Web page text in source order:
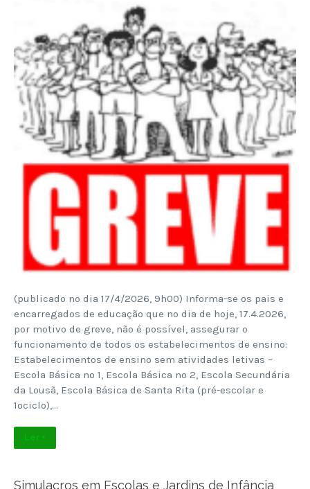
(publicado no dia 17/4/2026, 9h00) Informa-se os pais e
encarregados de educação que no dia de hoje, 17.4.2026,
por motivo de greve, não é possível, assegurar o
funcionamento de todos os estabelecimentos de ensino:
Estabelecimentos de ensino sem atividades letivas –
Escola Básica nº 1, Escola Básica nº 2, Escola Secundária
da Lousã, Escola Básica de Santa Rita (pré-escolar e
1ºciclo),…
Ler +
Simulacros em Escolas e Jardins de Infância